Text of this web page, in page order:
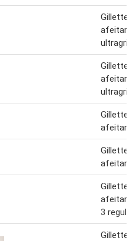
Gillette
afeitar
ultragrip
Gillette
afeitar
ultragrip
Gillette
afeitar
Gillette
afeitar
Gillette
afeitar
3
Gillette